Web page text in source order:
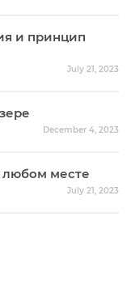
и принцип
July 21, 2023
December 4, 2023
любом месте
July 21, 2023